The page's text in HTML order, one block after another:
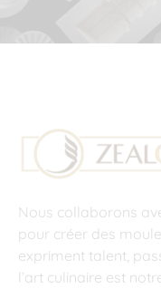
Nous collaborons
pour créer des
expriment talent,
l’art culinaire est